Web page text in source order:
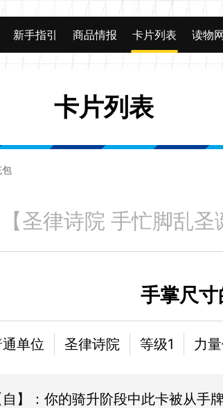
新手指引 商品情报 卡片列表 读物
卡片列表
包
圣律诗院 手忙脚乱
手掌尺
单位 圣律诗院 等级1 力
自】：你的骑升阶段中此卡被从手